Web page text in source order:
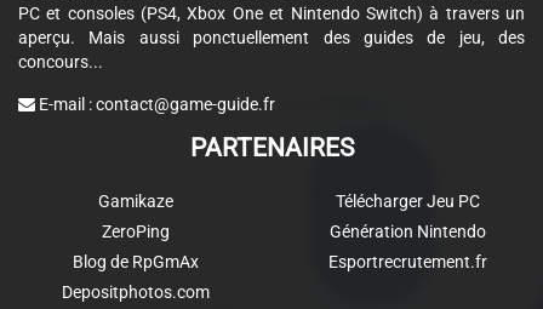
PC et consoles (PS4, Xbox One et Nintendo Switch) à travers un
aperçu. Mais aussi ponctuellement des guides de jeu, des
concours...
E-mail :contact@game-guide.fr
PARTENAIRES
Gamikaze
ZeroPing
Blog de RpGmAx
Depositphotos.com
Télécharger Jeu PC
Génération Nintendo
Esportrecrutement.fr